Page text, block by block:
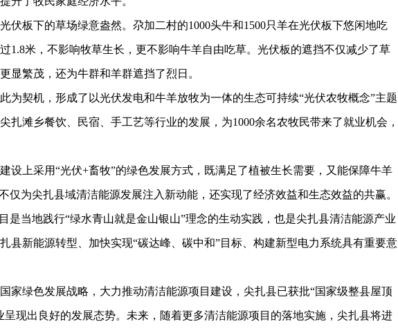
板下的草场绿意盎然。尕加二村的1000头牛和1500只羊在光伏板下悠闲地吃
1.8米，不影响牧草生长，更不影响牛羊自由吃草。光伏板的遮挡不仅减少了草
显繁茂，还为牛群和羊群遮挡了烈日。
契机，形成了以光伏发电和牛羊放牧为一体的生态可持续“光伏农牧概念”主题
扎滩乡餐饮、民宿、手工艺等行业的发展，为1000余名农牧民带来了就业机会，
上采用“光伏+畜牧”的绿色发展方式，既满足了植被生长需要，又能保障牛羊
仅为尖扎县域清洁能源发展注入新动能，还实现了经济效益和生态效益的共赢。
当地践行“绿水青山就是金山银山”理念的生动实践，也是尖扎县清洁能源产业
县新能源转型、加快实现“碳达峰、碳中和”目标、构建新型电力系统具有重要意
绿色发展战略，大力推动清洁能源项目建设，尖扎县已获批“国家级整县屋顶
呈现出良好的发展态势。未来，随着更多清洁能源项目的落地实施，尖扎县将进